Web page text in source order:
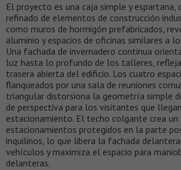
El proyecto es una caja simple y espartana,
refinado de elementos de construcción
como muros de hormigón prefabricados,
aluminio y espacios de oficinas similares a
Una fachada de invernadero continua
luz hasta lo profundo de los talleres,
trasera abierta del edificio. Los cuatro
flanqueados por una sala de reuniones
triangular distorsiona la geometría simple
de perspectiva para los visitantes que
estacionamiento. El techo colgante crea
estacionamientos protegidos en la parte
inquilinos, lo que libera la fachada
vehículos y maximiza el espacio para
delanteras.